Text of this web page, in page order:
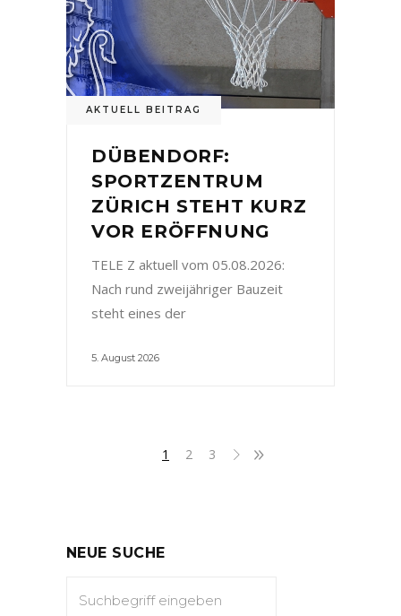
AKTUELL BEITRAG
DÜBENDORF:
SPORTZENTRUM
ZÜRICH STEHT KURZ
VOR ERÖFFNUNG
TELE Z aktuell vom 05.08.2026:
Nach rund zweijähriger Bauzeit
steht eines der
5. August 2026
1 2 3
NEUE SUCHE